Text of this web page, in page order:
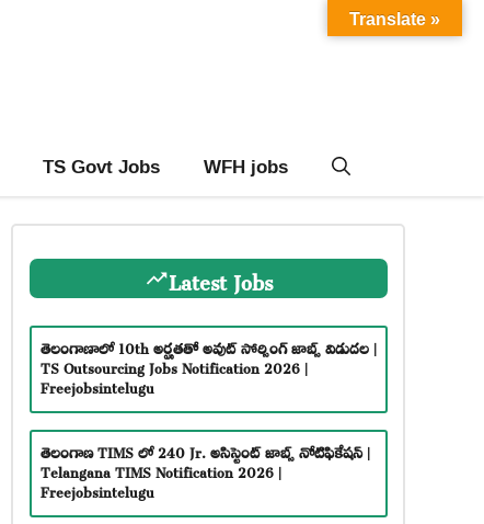
TS Govt Jobs WFH jobs
Latest Jobs
తెలంగాణాలో 10th అర్హతతో అవుట్ సోర్సింగ్ జాబ్స్ విడుదల |
TS Outsourcing Jobs Notification 2026 |
Freejobsintelugu
తెలంగాణ TIMS లో 240 Jr. అసిస్టెంట్ జాబ్స్ నోటిఫికేషన్ |
Telangana TIMS Notification 2026 |
Freejobsintelugu
Translate »